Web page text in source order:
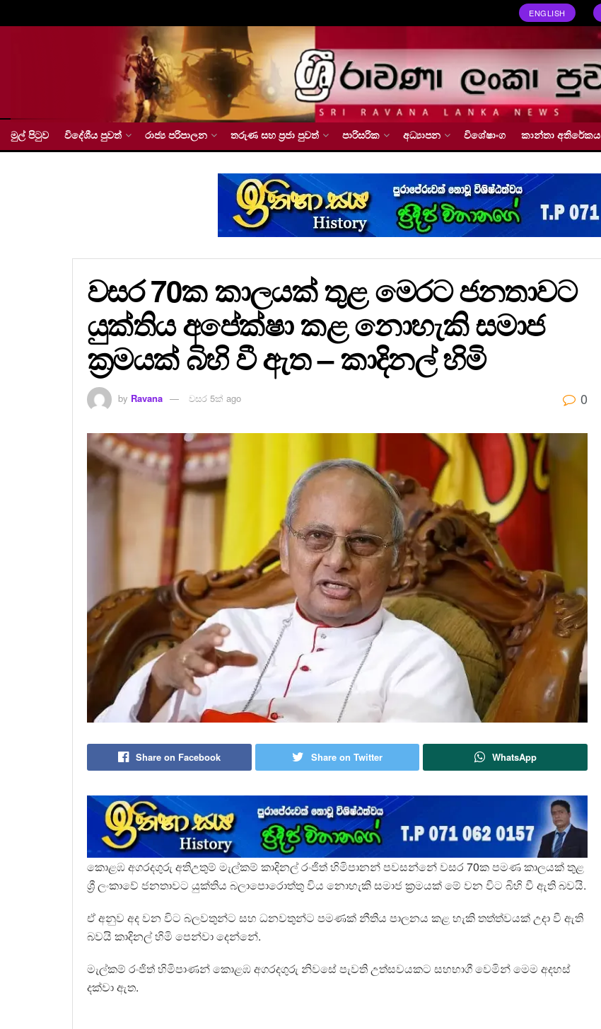
ENGLISH
මුල් පිටුව විදේශීය පුවත් රාජ්‍ය පරිපාලන තරුණ සහ ප්‍රජා පුවත් පාරිසරික අධ්‍යාපන විශේෂාංග කාන්තා අතිරේකය
වසර 70ක කාලයක් තුළ මෙරට ජනතාවට
යුක්තිය අපේක්ෂා කළ නොහැකි සමාජ
ක්‍රමයක් බිහි වී ඇත – කාදිනල් හිමි
by Ravana වසර 5ක් ago 0
Share on Facebook Share on Twitter WhatsApp
කොළඹ අගරදගුරු අතිඋතුම් මැල්කම් කාදිනල් රංජිත් හිමිපානන් පවසන්නේ වසර 70ක පමණ කාලයක් තුළ
ශ්‍රී ලංකාවේ ජනතාවට යුක්තිය බලාපොරොත්තු විය නොහැකි සමාජ ක්‍රමයක් මේ වන විට බිහි වී ඇති බවයි.
ඒ අනුව අද වන විට බලවතුන්ට සහ ධනවතුන්ට පමණක් නීතිය පාලනය කළ හැකි තත්ත්වයක් උදා වී ඇති
බවයි කාදිනල් හිමි පෙන්වා දෙන්නේ.
මැල්කම් රංජිත් හිමිපාණන් කොළඹ අගරදගුරු නිවසේ පැවති උත්සවයකට සහභාගී වෙමින් මෙම අදහස්
දක්වා ඇත.